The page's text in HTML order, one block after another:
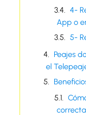
4-
App o
5-
Peajes
el